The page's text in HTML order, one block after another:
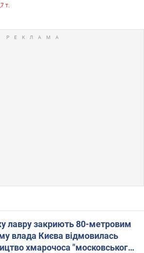
т.
лавру закриють 80-метровим
влада Києва відмовилась
хмарочоса "московського